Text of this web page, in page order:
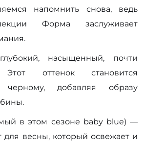
напомнить снова, ведь
Форма заслуживает
насыщенный, почти
Этот оттенок становится
черному, добавляя образу
в этом сезоне baby blue) —
для весны, который освежает и